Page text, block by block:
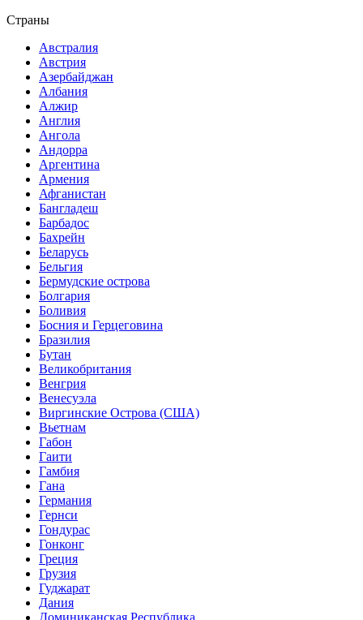
Страны
Австралия
Австрия
Азербайджан
Албания
Алжир
Англия
Ангола
Андорра
Аргентина
Армения
Афганистан
Бангладеш
Барбадос
Бахрейн
Беларусь
Бельгия
Бермудские острова
Болгария
Боливия
Босния и Герцеговина
Бразилия
Бутан
Великобритания
Венгрия
Венесуэла
Виргинские Острова (США)
Вьетнам
Габон
Гаити
Гамбия
Гана
Германия
Гернси
Гондурас
Гонконг
Греция
Грузия
Гуджарат
Дания
Доминиканская Республика